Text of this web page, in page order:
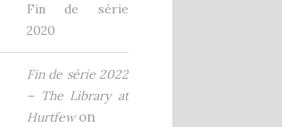
Fin de série
2020
Fin de série 2022
– The Library at
Hurtfewon